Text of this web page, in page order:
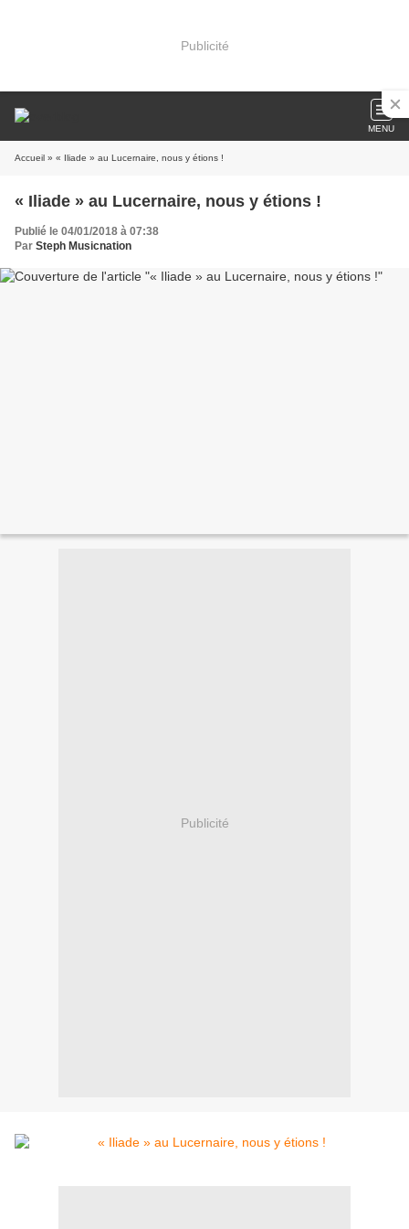
Publicité
MENU
Accueil » « Iliade » au Lucernaire, nous y étions !
« Iliade » au Lucernaire, nous y étions !
Publié le 04/01/2018 à 07:38
Par Steph Musicnation
Publicité